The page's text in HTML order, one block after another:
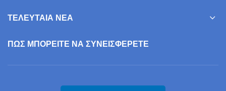
ΤΕΛΕΥΤΑΊΑ ΝΈΑ
ΠΩΣ ΜΠΟΡΕΊΤΕ ΝΑ ΣΥΝΕΙΣΦΕΡΕΤΕ